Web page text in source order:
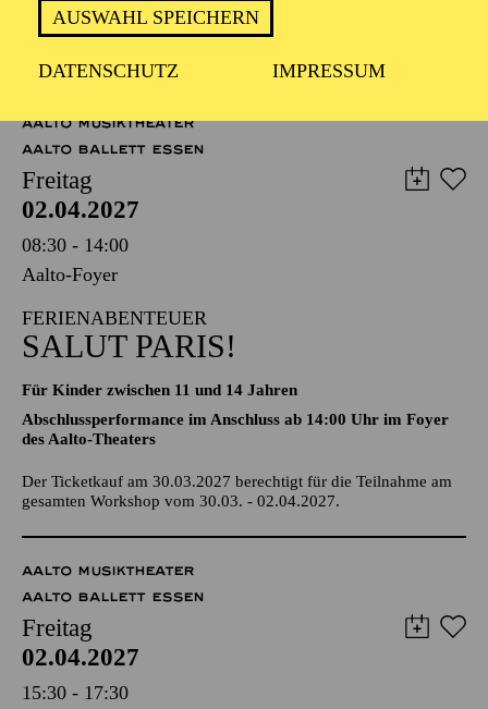
AUSWAHL SPEICHERN
DATENSCHUTZ IMPRESSUM
Zusammengestellt, bearbeitet und ergänzt von Adolf Müller
junior; Libretto von Viktor Léon und Leo Stein
TICKETS
51,00 45,00 35,00 30,00 23,00 11,00€
AALTO MUSIKTHEATER
AALTO BALLETT ESSEN
Freitag
02.04.2027
08:30 - 14:00
Aalto-Foyer
FERIENABENTEUER
SALUT PARIS!
Abschlussperformance im Anschluss ab 14:00 Uhr im Foyer
des Aalto-Theaters
gesamten Workshop vom 30.03. - 02.04.2027.
AALTO MUSIKTHEATER
AALTO BALLETT ESSEN
Freitag